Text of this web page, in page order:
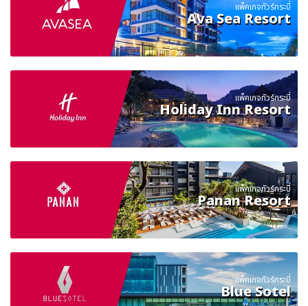
แพ็คเกจทัวร์กระบี่
Ava Sea Resort
แพ็คเกจทัวร์กระบี่
Holiday Inn Resort
แพ็คเกจทัวร์กระบี่
Panan Resort
แพ็คเกจทัวร์กระบี่
Blue Sotel